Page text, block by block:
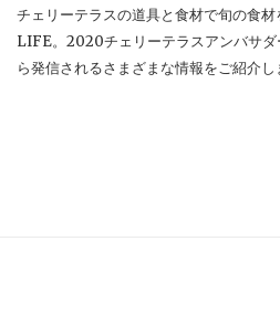
チェリーテラスの道具と食材で旬の食
LIFE。2020チェリーテラスアンバサ
ら発信されるさまざまな情報をご紹介し